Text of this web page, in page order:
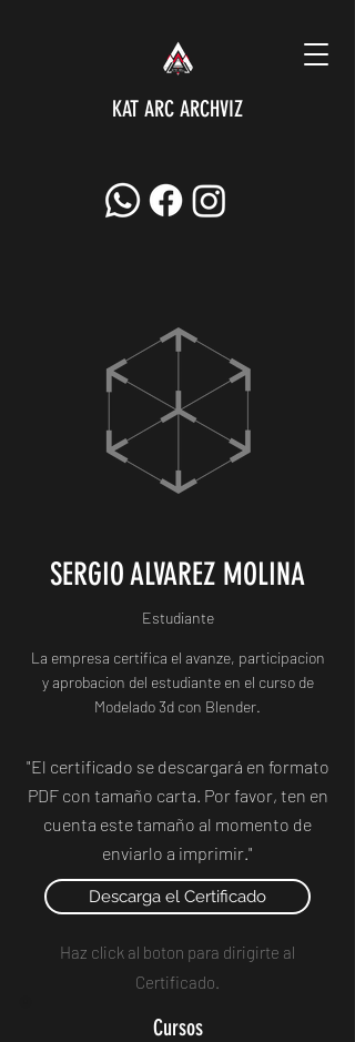
KAT ARC ARCHVIZ
SERGIO ALVAREZ MOLINA
Estudiante
La empresa certifica el avanze, participacion
y aprobacion del estudiante en el curso de
Modelado 3d con Blender.
"El certificado se descargará en formato
PDF con tamaño carta. Por favor, ten en
cuenta este tamaño al momento de
enviarlo a imprimir."
Descarga el Certificado
Haz click al boton para dirigirte al
Certificado.
Cursos